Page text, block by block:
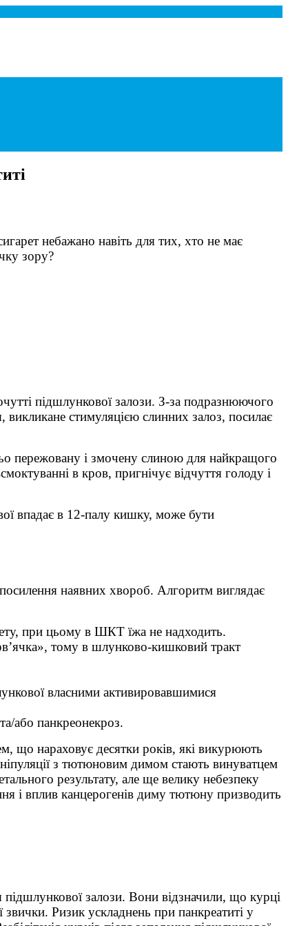
небажано навіть для тих, хто не має
зору?
підшлункової залози. З-за подразнюючого
стимуляцією слинних залоз, посилає
пережовану і змочену слиною для найкращого
в кров, пригнічує відчуття голоду і
впадає в 12-палу кишку, може бути
наявних хвороб. Алгоритм виглядає
при цьому в ШКТ їжа не надходить.
тому в шлунково-кишковий тракт
власними активировавшимися
або панкреонекроз.
що нараховує десятки років, які викурюють
з тютюновим димом стають винуватцем
результату, але ще велику небезпеку
і вплив канцерогенів диму тютюну призводить
підшлункової залози. Вони відзначили, що курці
звички. Ризик ускладнень при панкреатиті у